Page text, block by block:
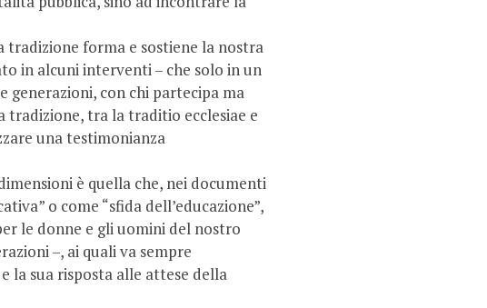
tradizione forma e sostiene la nostra
in alcuni interventi – che solo in un
generazioni, con chi partecipa ma
tradizione, tra la traditio ecclesiae e
una testimonianza
è quella che, nei documenti
o come “sfida dell’edu­cazione”,
le donne e gli uomini del nostro
–, ai quali va sempre
la sua risposta alle attese della